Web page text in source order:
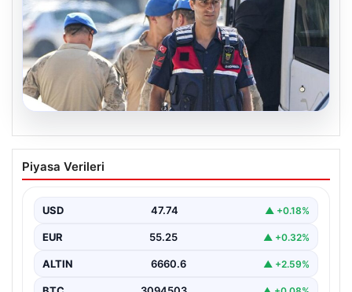
07.08.2026
Menderes Belediye Başkanı İlkay Çiçek
ve 9 Kişi Tutuklandı
Çiçek'in de aralarında bulunduğu isimlere yönelik
yürütülen kapsamlı…
Piyasa Verileri
USD 47.74 ▲ +0.18%
EUR 55.25 ▲ +0.32%
ALTIN 6660.6 ▲ +2.59%